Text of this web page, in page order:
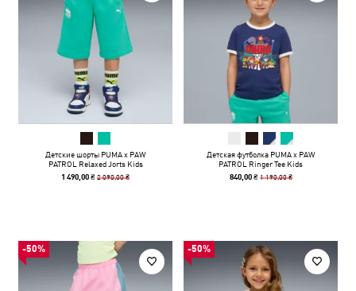
Детские шорты PUMA x PAW
PATROL Relaxed Jorts Kids
1 490,00 ₴2 090,00 ₴
Детская футболка PUMA x PAW
PATROL Ringer Tee Kids
840,00 ₴ 1 190,00 ₴
-50% -50%